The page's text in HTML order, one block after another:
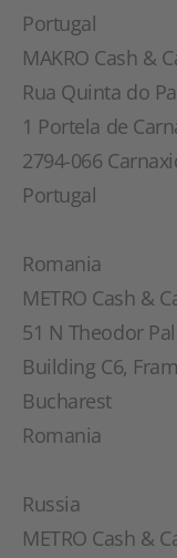
Portugal
MAKRO Cash &
Rua Quinta do
1 Portela de
2794-066
Portugal
Romania
METRO Cash &
51 N Theodor
Building C6,
Bucharest
Romania
Russia
METRO Cash &